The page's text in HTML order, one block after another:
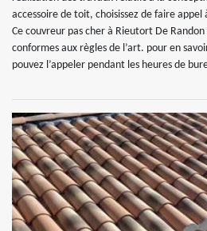
accessoire de toit, choisissez de faire appel
Ce couvreur pas cher à Rieutort De
conformes aux règles de l’art. pour en
pouvez l’appeler pendant les heures de